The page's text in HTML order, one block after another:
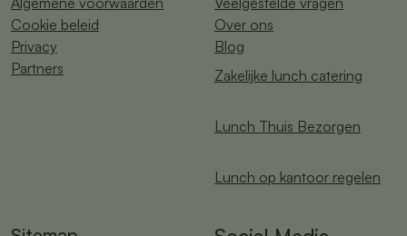
Cookie beleid
Privacy
Partners
Over ons
Blog
Zakelijke lunch catering
Lunch Thuis Bezorgen
Lunch op kantoor regelen